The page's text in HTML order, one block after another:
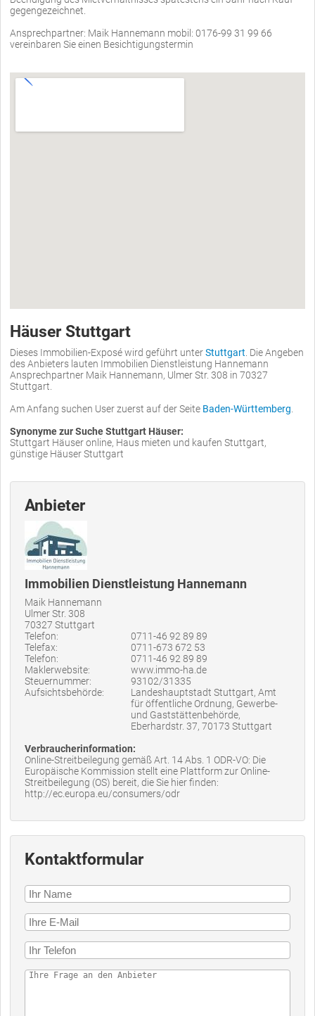
gegengezeichnet.
Ansprechpartner: Maik Hannemann mobil: 0176-99 31 99 66
vereinbaren Sie einen Besichtigungstermin
Häuser Stuttgart
Dieses Immobilien-Exposé wird geführt unterStuttgart . Die Angeben
des Anbieters lauten Immobilien Dienstleistung Hannemann
Ansprechpartner Maik Hannemann, Ulmer Str. 308 in 70327
Stuttgart.
Am Anfang suchen User zuerst auf der Seite Baden-Württemberg
Synonyme zur Suche Stuttgart Häuser:
Stuttgart Häuser online, Haus mieten und kaufen Stuttgart,
günstige Häuser Stuttgart
Anbieter
Immobilien Dienstleistung Hannemann
Maik Hannemann
Ulmer Str. 308
70327 Stuttgart
Telefon:
0711-46 92 89 89
Telefax:
0711-673 672 53
Telefon:
0711-46 92 89 89
Maklerwebsite:
www.immo-ha.de
Steuernummer:
93102/31335
Aufsichtsbehörde:
Landeshauptstadt Stuttgart, Amt
für öffentliche Ordnung, Gewerbe-
und Gaststättenbehörde,
Eberhardstr. 37, 70173 Stuttgart
Verbraucherinformation:
Online-Streitbeilegung gemäß Art. 14 Abs. 1 ODR-VO: Die
Europäische Kommission stellt eine Plattform zur Online-
Streitbeilegung (OS) bereit, die Sie hier finden:
http://ec.europa.eu/consumers/odr
Kontaktformular